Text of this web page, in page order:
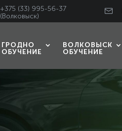
+375 (33) 995-56-37
(Волковыск)
ГРОДНО
ОБУЧЕНИЕ
ВОЛКОВЫСК
ОБУЧЕНИЕ